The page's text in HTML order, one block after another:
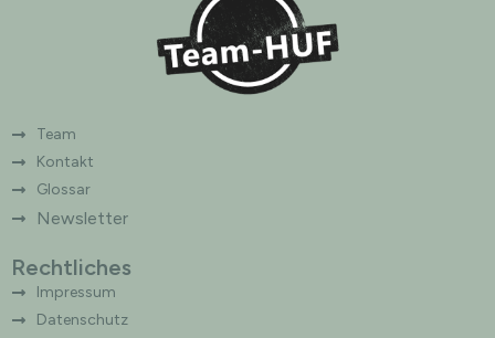
Team
Kontakt
Glossar
Newsletter
Rechtliches
Impressum
Datenschutz